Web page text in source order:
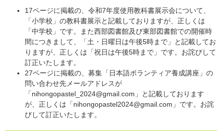
17ページに掲載の、令和7年度使用教科書展示会について、
「小学校」の教科書展示と記載しておりますが、正しくは
「中学校」です。また西部図書館及び東部図書館での開催時
間につきまして、「土・日曜日は午後5時まで」と記載してお
りますが、正しくは「祝日は午後5時まで」です。お詫びして
訂正いたします。
27ページに掲載の、募集「日本語ボランティア養成講座」の
問い合わせ先メールアドレスが
「nihongopastel_2024@gmail.com」と記載しております
が、正しくは「nihongopastel2024@gmail.com」です。お詫
びして訂正いたします。